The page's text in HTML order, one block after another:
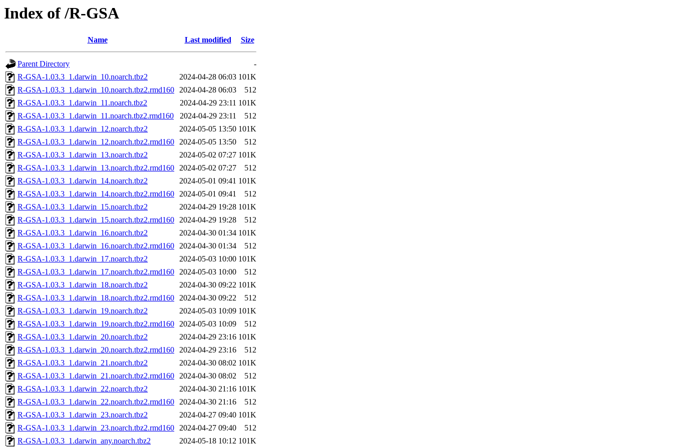
Index of /R-GSA
Name Last modified Size
Parent Directory
-
R-GSA-1.03.3_1.darwin_10.noarch.tbz2
2024-04-28 06:03 101K
R-GSA-1.03.3_1.darwin_10.noarch.tbz2.rmd160 2024-04-28 06:03
512
R-GSA-1.03.3_1.darwin_11.noarch.tbz2
2024-04-29 23:11 101K
R-GSA-1.03.3_1.darwin_11.noarch.tbz2.rmd160
2024-04-29 23:11
512
R-GSA-1.03.3_1.darwin_12.noarch.tbz2
2024-05-05 13:50 101K
R-GSA-1.03.3_1.darwin_12.noarch.tbz2.rmd160 2024-05-05 13:50
512
R-GSA-1.03.3_1.darwin_13.noarch.tbz2
2024-05-02 07:27 101K
R-GSA-1.03.3_1.darwin_13.noarch.tbz2.rmd160 2024-05-02 07:27
512
R-GSA-1.03.3_1.darwin_14.noarch.tbz2
2024-05-01 09:41 101K
R-GSA-1.03.3_1.darwin_14.noarch.tbz2.rmd160 2024-05-01 09:41
512
R-GSA-1.03.3_1.darwin_15.noarch.tbz2
2024-04-29 19:28 101K
R-GSA-1.03.3_1.darwin_15.noarch.tbz2.rmd160 2024-04-29 19:28
512
R-GSA-1.03.3_1.darwin_16.noarch.tbz2
2024-04-30 01:34 101K
R-GSA-1.03.3_1.darwin_16.noarch.tbz2.rmd160 2024-04-30 01:34
512
R-GSA-1.03.3_1.darwin_17.noarch.tbz2
2024-05-03 10:00 101K
R-GSA-1.03.3_1.darwin_17.noarch.tbz2.rmd160 2024-05-03 10:00
512
R-GSA-1.03.3_1.darwin_18.noarch.tbz2
2024-04-30 09:22 101K
R-GSA-1.03.3_1.darwin_18.noarch.tbz2.rmd160 2024-04-30 09:22
512
R-GSA-1.03.3_1.darwin_19.noarch.tbz2
2024-05-03 10:09 101K
R-GSA-1.03.3_1.darwin_19.noarch.tbz2.rmd160 2024-05-03 10:09
512
R-GSA-1.03.3_1.darwin_20.noarch.tbz2
2024-04-29 23:16 101K
R-GSA-1.03.3_1.darwin_20.noarch.tbz2.rmd160 2024-04-29 23:16
512
R-GSA-1.03.3_1.darwin_21.noarch.tbz2
2024-04-30 08:02 101K
R-GSA-1.03.3_1.darwin_21.noarch.tbz2.rmd160 2024-04-30 08:02
512
R-GSA-1.03.3_1.darwin_22.noarch.tbz2
2024-04-30 21:16 101K
R-GSA-1.03.3_1.darwin_22.noarch.tbz2.rmd160 2024-04-30 21:16
512
R-GSA-1.03.3_1.darwin_23.noarch.tbz2
2024-04-27 09:40 101K
R-GSA-1.03.3_1.darwin_23.noarch.tbz2.rmd160 2024-04-27 09:40
512
R-GSA-1.03.3_1.darwin_any.noarch.tbz2
2024-05-18 10:12 101K